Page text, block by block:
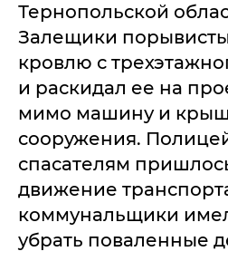
Тернопольской
Залещики
кровлю с
и раскидал ее на
мимо машину и
сооружения.
спасателям
движение
коммунальщики
убрать поваленные